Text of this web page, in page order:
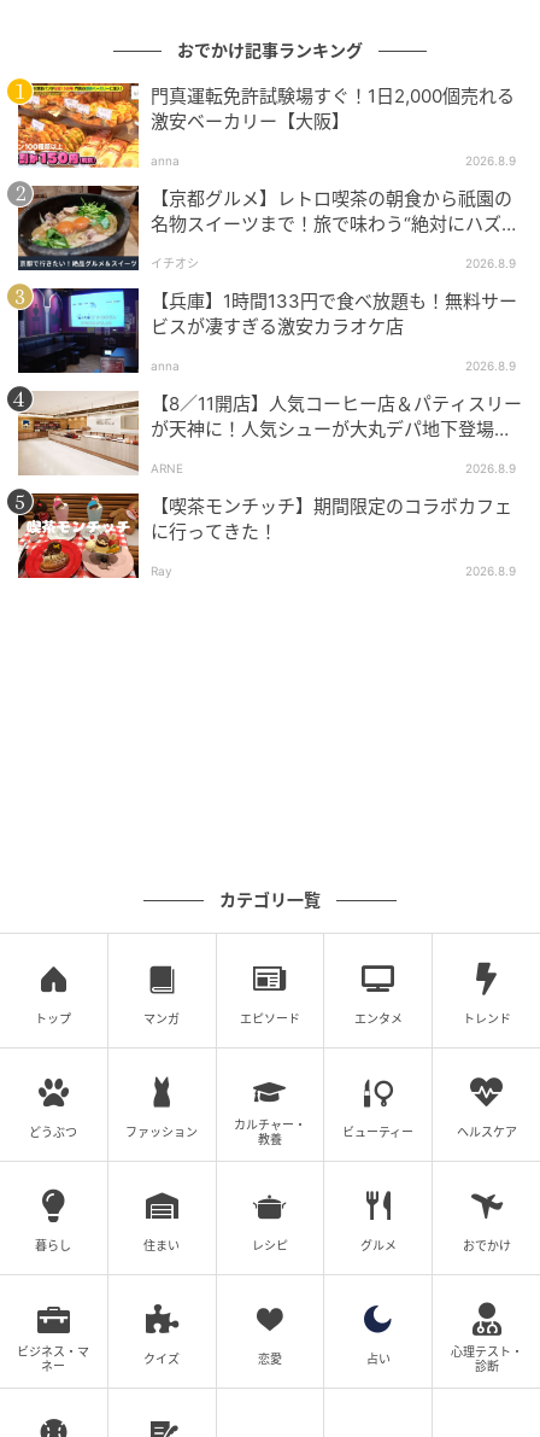
夏限定の庭園演出も見逃せない！
この夏は、「竹あかり」や「雲海スプラッシュ」、
「風鈴の小路」など、季節感たっぷりの演出も登場。
庭園全体がアートのように彩られ、歩くだけでも非日
常気分を味わえます。浴衣で訪れれば、さらに特別感
のある夏時間になりそう。
雲海をイメージした限定スイーツも。
館内では、「八雲」の世界観をテーマにしたグルメも
注目は、ホテルショップ「セレクションズ」に登場す
る「パッションフルーツの雲海タルト」。爽やかな酸
＜テイクアウトスイーツ＞パッションフルーツの雲海
タルト
期間：2026年7月1日（水）～8月31日（月）
料金：850円（税込）
店舗：ホテルショップ「セレクションズ」
夏のご褒美に。サマーディナービュッフェも
おでかけ記事ランキング
門真運転免許試験場すぐ！1日2,000個売れる
激安ベーカリー【大阪】
anna 2026.8.9
【京都グルメ】レトロ喫茶の朝食から祇園の
名物スイーツまで！旅で味わう“絶対にハズさ
イチオシ 2026.8.9
【兵庫】1時間133円で食べ放題も！無料サー
ビスが凄すぎる激安カラオケ店
anna 2026.8.9
【8／11開店】人気コーヒー店＆パティスリー
が天神に！人気シューが大丸デパ地下登場
ARNE 2026.8.9
【喫茶モンチッチ】期間限定のコラボカフェ
に行ってきた！
Ray 2026.8.9
カテゴリ一覧
トップ マンガ エピソード エンタメ トレンド
どうぶつ ファッション
カルチャー・
教養
ビューティー ヘルスケア
暮らし 住まい レシピ グルメ おでかけ
ビジネス・マ
ネー
クイズ 恋愛 占い
心理テスト・
診断